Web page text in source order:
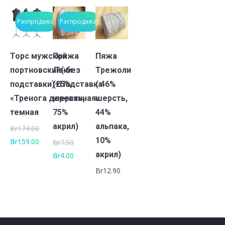
Распродажа!
корзину
Торс мужской
портновский( без
подставки)+Подставка
«Тренога деревянная»
темная
Br174.00
Br159.00
Распродажа!
В
корзину
Пряжа
Лаки
(25%
шерсть,
75%
акрил)
Br7.50
Br4.00
корзину
Пяжа
Трежоли
( 46%
шерсть,
44%
альпака,
10%
акрил)
Br12.90